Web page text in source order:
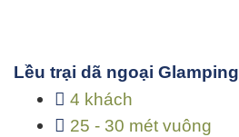
Lều trại dã ngoại Glamping
4 khách
25 - 30 mét vuông